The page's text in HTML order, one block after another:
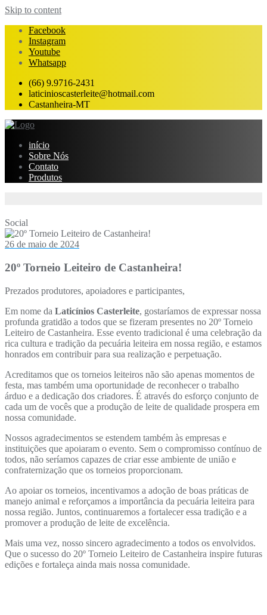
Skip to content
Facebook
Instagram
Youtube
Whatsapp
(66) 9.9716-2431
laticinioscasterleite@hotmail.com
Castanheira-MT
início
Sobre Nós
Contato
Produtos
Social
26 de maio de 2024
20º Torneio Leiteiro de Castanheira!
Prezados produtores, apoiadores e participantes,
Em nome da Laticínios Casterleite, gostaríamos de expressar nossa
profunda gratidão a todos que se fizeram presentes no 20º Torneio
Leiteiro de Castanheira. Esse evento tradicional é uma celebração da
rica cultura e tradição da pecuária leiteira em nossa região, e estamos
honrados em contribuir para sua realização e perpetuação.
Acreditamos que os torneios leiteiros não são apenas momentos de
festa, mas também uma oportunidade de reconhecer o trabalho
árduo e a dedicação dos criadores. É através do esforço conjunto de
cada um de vocês que a produção de leite de qualidade prospera em
nossa comunidade.
Nossos agradecimentos se estendem também às empresas e
instituições que apoiaram o evento. Sem o compromisso contínuo de
todos, não seríamos capazes de criar esse ambiente de união e
confraternização que os torneios proporcionam.
Ao apoiar os torneios, incentivamos a adoção de boas práticas de
manejo animal e reforçamos a importância da pecuária leiteira para
nossa região. Juntos, continuaremos a fortalecer essa tradição e a
promover a produção de leite de excelência.
Mais uma vez, nosso sincero agradecimento a todos os envolvidos.
Que o sucesso do 20º Torneio Leiteiro de Castanheira inspire futuras
edições e fortaleça ainda mais nossa comunidade.